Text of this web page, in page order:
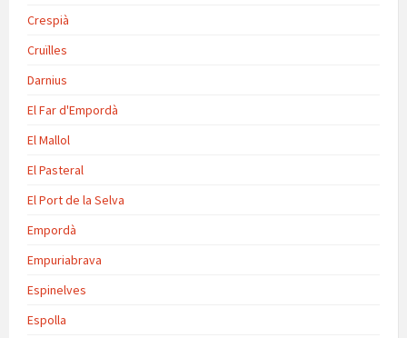
Crespià
Cruïlles
Darnius
El Far d'Empordà
El Mallol
El Pasteral
El Port de la Selva
Empordà
Empuriabrava
Espinelves
Espolla